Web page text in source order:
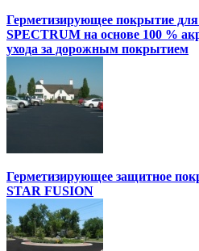
Герметизирующее покрытие
SPECTRUM на основе 100 %
ухода за дорожным покрытием
Герметизирующее защитное
STAR FUSION